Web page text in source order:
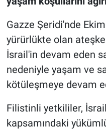
Gazze Şeridi'nde
yürürlükte olan
İsrail'in devam eden
nedeniyle yaşam ve
kötüleşmeye devam
Filistinli yetkililer,
kapsamındaki